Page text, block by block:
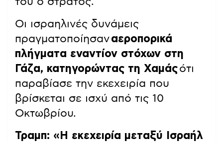
Οι ισραηλινές δυνάμεις
πραγματοποίησαναεροπορικά
πλήγματα εναντίον στόχων στη
Γάζα, κατηγορώντας τη Χαμάςότι
παραβίασε την εκεχειρία που
βρίσκεται σε ισχύ από τις 10
Οκτωβρίου.
Τραμπ: «Η εκεχειρία μεταξύ Ισραήλ